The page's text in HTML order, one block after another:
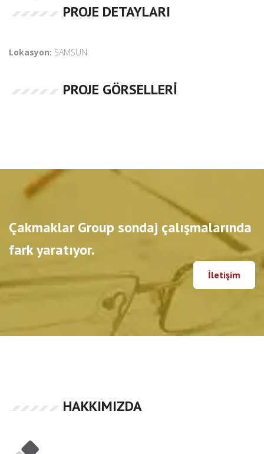
PROJE DETAYLARI
Lokasyon: SAMSUN
PROJE GÖRSELLERI
Çakmaklar Group sondaj çalışmalarında
fark yaratıyor.
İletişim
HAKKIMIZDA